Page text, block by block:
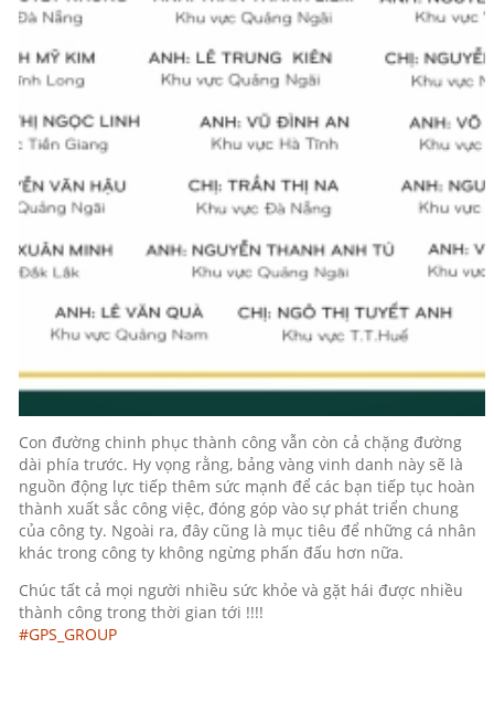
Con đường chinh phục thành công vẫn còn cả chặng đường
dài phía trước. Hy vọng rằng, bảng vàng vinh danh này sẽ là
nguồn động lực tiếp thêm sức mạnh để các bạn tiếp tục hoàn
thành xuất sắc công việc, đóng góp vào sự phát triển chung
của công ty. Ngoài ra, đây cũng là mục tiêu để những cá nhân
khác trong công ty không ngừng phấn đấu hơn nữa.
Chúc tất cả mọi người nhiều sức khỏe và gặt hái được nhiều
thành công trong thời gian tới !!!!
#GPS_GROUP